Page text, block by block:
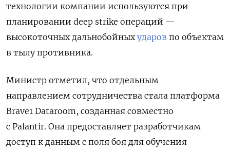
технологии компании используются при
планировании deep strike операций —
высокоточных дальнобойныхударов по объектам
в тылу противника.
Министр отметил, что отдельным
направлением сотрудничества стала платформа
Brave1 Dataroom, созданная совместно
с Palantir. Она предоставляет разработчикам
доступ к данным с поля боя для обучения